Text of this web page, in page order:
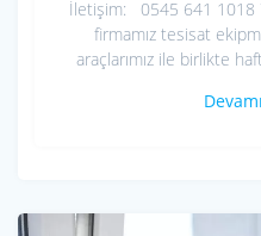
İletişim: 0545 641 1018
firmamız tesisat
araçlarımız ile birlikte